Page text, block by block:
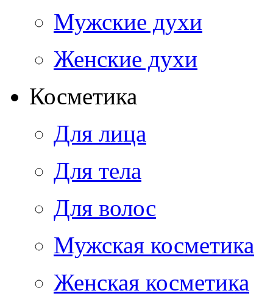
Мужские духи
Женские духи
Косметика
Для лица
Для тела
Для волос
Мужская косметика
Женская косметика